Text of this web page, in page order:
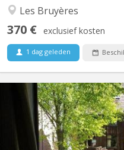
Les Bruyères
370 € exclusief kosten
1 dag geleden
kot à louer dans
Le Piano, Centre sportif
le 1 juillet